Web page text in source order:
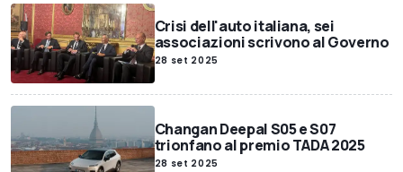
Crisi dell'auto italiana, sei
associazioni scrivono al Governo
28 set 2025
Changan Deepal S05 e S07
trionfano al premio TADA 2025
28 set 2025